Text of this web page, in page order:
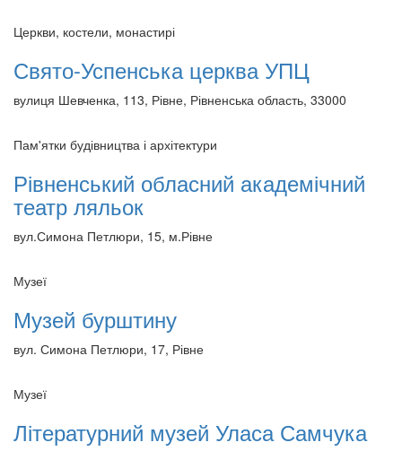
Церкви, костели, монастирі
Свято-Успенська церква УПЦ
вулиця Шевченка, 113, Рівне, Рівненська область, 33000
Пам'ятки будівництва і архітектури
Рівненський обласний академічний
театр ляльок
вул.Симона Петлюри, 15, м.Рівне
Музеї
Музей бурштину
вул. Симона Петлюри, 17, Рівне
Музеї
Літературний музей Уласа Самчука